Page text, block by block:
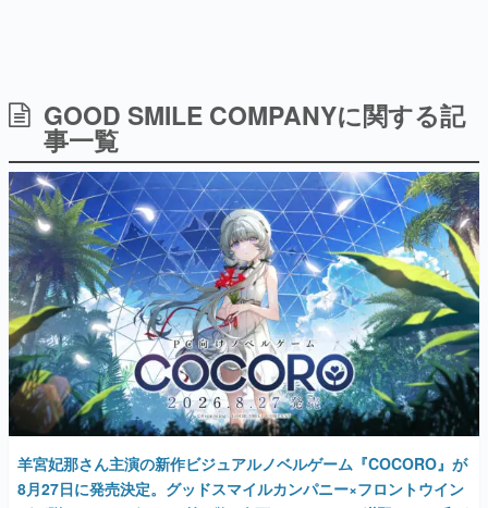
日本のモバイルゲーム史における主要なトピック・タイト
ルを網羅するほか、開発者へのインタビューや識者による
解説を掲載。約20年の歴史が一望できる決定版！
若ゲのいたり〜ゲームクリエイターの青春〜
『うつヌケ』『ペンと箸』等で知られるマンガ家・田中圭
一先生によるゲーム業界レポートマンガです。
なんでゲームは面白い？
ゲーム開発者・hamatsu氏がゲームの魅力を画面や操作の
具体的な形から解き明かしていく、硬派で骨太な評論連載
です。
ゲームが変えた日本語
「経験値」「裏技」「ラスボス」… ゲームにまつわる言葉
の起源や用法の変遷を、コンピューター文化史研究家・タ
イニーP氏が徹底調査。
カテゴリ
特集記事
羊宮妃那さん主演の新作ビジュアルノベルゲーム『COCORO』が
8月27日に発売決定。グッドスマイルカンパニー×フロントウイン
グが贈るノベルゲームの第2弾。企画・シナリオは紺野アスタ氏が
担当
2026年6月19日 公開